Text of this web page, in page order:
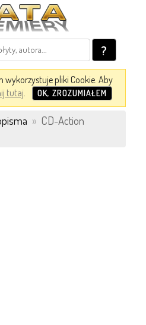
?
wykorzystuje pliki Cookie. Aby
tutaj. OK, ZROZUMIAŁEM
» CD-Action